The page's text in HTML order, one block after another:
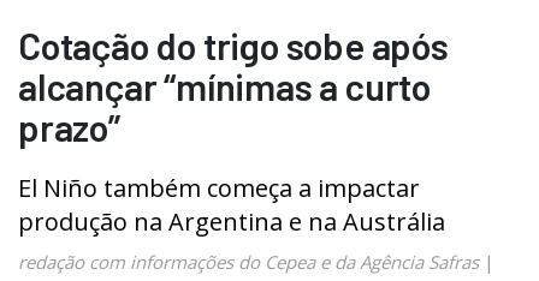
Cotação do trigo sobe após
alcançar “mínimas a curto
prazo”
El Niño também começa a impactar
produção na Argentina e na Austrália
redação com informações do Cepea e da Agência Safras|